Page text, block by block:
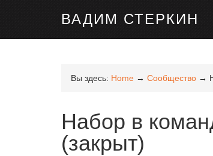
ВАДИМ СТЕРКИН
Вы здесь: Home → Сообщество →
Набор в
(закрыт)